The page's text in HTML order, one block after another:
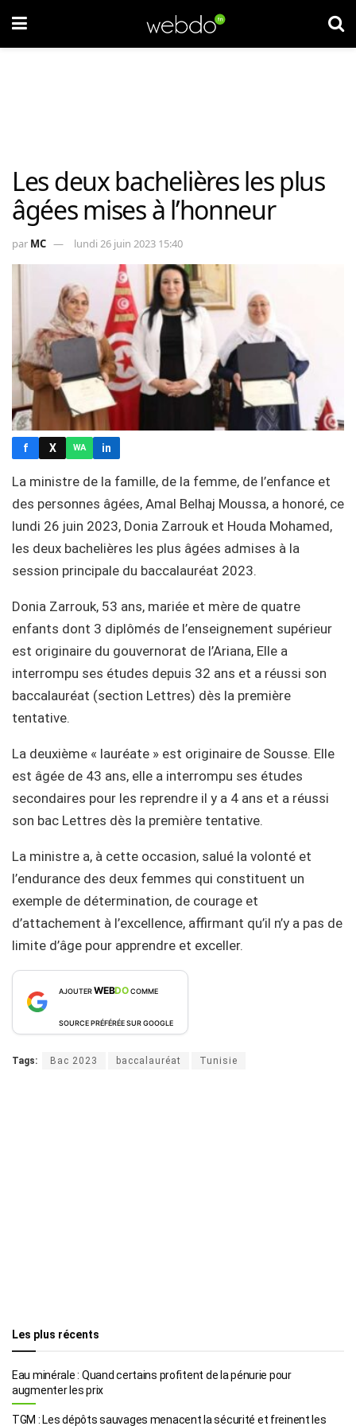
Les deux bachelières les plus
âgées mises à l’honneur
par MC lundi 26 juin 2023 15:40
f X WA in
La ministre de la famille, de la femme, de l’enfance et
des personnes âgées, Amal Belhaj Moussa, a honoré, ce
lundi 26 juin 2023, Donia Zarrouk et Houda Mohamed,
les deux bachelières les plus âgées admises à la
session principale du baccalauréat 2023.
Donia Zarrouk, 53 ans, mariée et mère de quatre
enfants dont 3 diplômés de l’enseignement supérieur
est originaire du gouvernorat de l’Ariana, Elle a
interrompu ses études depuis 32 ans et a réussi son
baccalauréat (section Lettres) dès la première
tentative.
La deuxième « lauréate » est originaire de Sousse. Elle
est âgée de 43 ans, elle a interrompu ses études
secondaires pour les reprendre il y a 4 ans et a réussi
son bac Lettres dès la première tentative.
La ministre a, à cette occasion, salué la volonté et
l’endurance des deux femmes qui constituent un
exemple de détermination, de courage et
d’attachement à l’excellence, affirmant qu’il n’y a pas de
limite d’âge pour apprendre et exceller.
AJOUTERWEBDOCOMME
SOURCE PRÉFÉRÉE SUR GOOGLE
Tags: Bac 2023 baccalauréat Tunisie
Les plus récents
Eau minérale : Quand certains profitent de la pénurie pour
augmenter les prix
TGM : Les dépôts sauvages menacent la sécurité et freinent les